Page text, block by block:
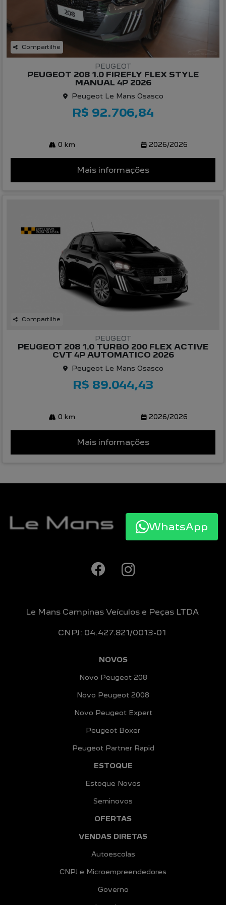
Compartilhe
PEUGEOT
PEUGEOT 208 1.0 FIREFLY FLEX STYLE
MANUAL 4P 2026
Peugeot Le Mans Osasco
R$ 92.706,84
0 km 2026/2026
Mais informações
Compartilhe
PEUGEOT
PEUGEOT 208 1.0 TURBO 200 FLEX ACTIVE
CVT 4P AUTOMATICO 2026
Peugeot Le Mans Osasco
R$ 89.044,43
0 km 2026/2026
Mais informações
Le Mans Campinas Veículos e Peças LTDA
CNPJ: 04.427.821/0013-01
NOVOS
Novo Peugeot 208
Novo Peugeot 2008
Novo Peugeot Expert
Peugeot Boxer
Peugeot Partner Rapid
ESTOQUE
Estoque Novos
Seminovos
OFERTAS
VENDAS DIRETAS
Autoescolas
CNPJ e Microempreendedores
Governo
WhatsApp